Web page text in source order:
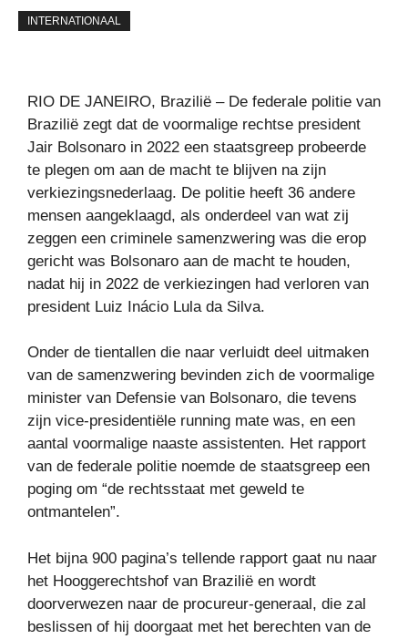
INTERNATIONAAL
RIO DE JANEIRO, Brazilië – De federale politie van
Brazilië zegt dat de voormalige rechtse president
Jair Bolsonaro in 2022 een staatsgreep probeerde
te plegen om aan de macht te blijven na zijn
verkiezingsnederlaag. De politie heeft 36 andere
mensen aangeklaagd, als onderdeel van wat zij
zeggen een criminele samenzwering was die erop
gericht was Bolsonaro aan de macht te houden,
nadat hij in 2022 de verkiezingen had verloren van
president Luiz Inácio Lula da Silva.
Onder de tientallen die naar verluidt deel uitmaken
van de samenzwering bevinden zich de voormalige
minister van Defensie van Bolsonaro, die tevens
zijn vice-presidentiële running mate was, en een
aantal voormalige naaste assistenten. Het rapport
van de federale politie noemde de staatsgreep een
poging om “de rechtsstaat met geweld te
ontmantelen”.
Het bijna 900 pagina’s tellende rapport gaat nu naar
het Hooggerechtshof van Brazilië en wordt
doorverwezen naar de procureur-generaal, die zal
beslissen of hij doorgaat met het berechten van de